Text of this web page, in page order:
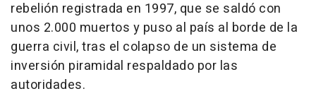
rebelión registrada en 1997, que se saldó con
unos 2.000 muertos y puso al país al borde de la
guerra civil, tras el colapso de un sistema de
inversión piramidal respaldado por las
autoridades.